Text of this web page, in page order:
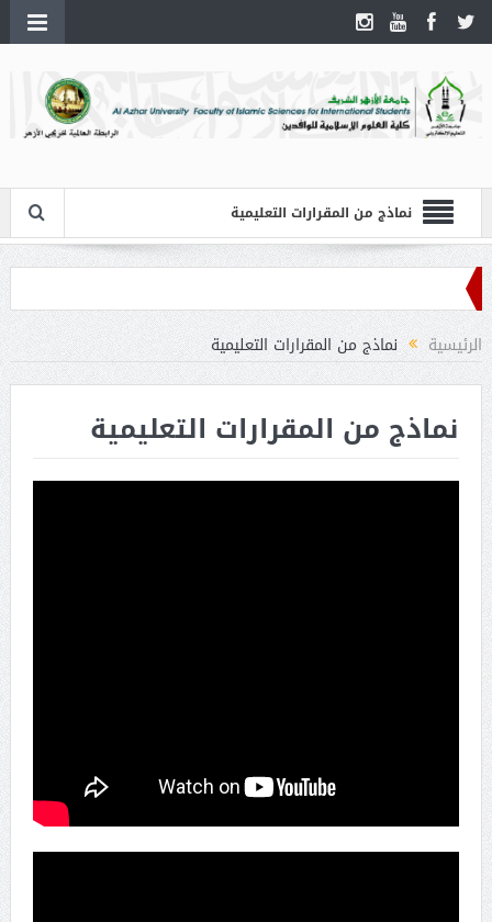
نماذج من المقرارات التعليمية
الرئيسية نماذج من المقرارات التعليمية
نماذج من المقرارات التعليمية